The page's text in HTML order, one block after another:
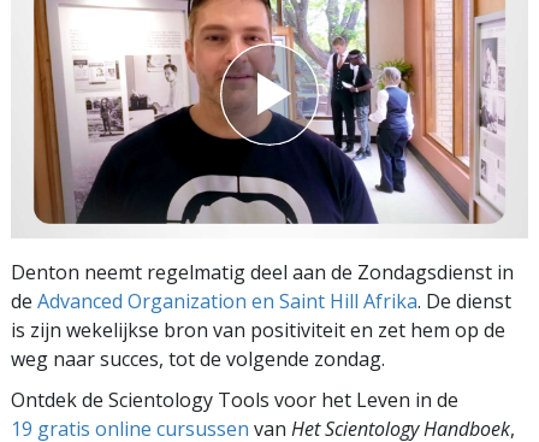
Denton neemt regelmatig deel aan de Zondagsdienst in
de Advanced Organization en Saint Hill Afrika. De dienst
is zijn wekelijkse bron van positiviteit en zet hem op de
weg naar succes, tot de volgende zondag.
Ontdek de Scientology Tools voor het Leven in de
19 gratis online cursussen van Het Scientology Handboek,